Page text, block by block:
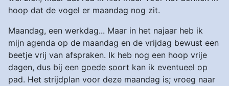
hoop dat de vogel er maandag nog zit.
Maandag, een werkdag... Maar in het najaar heb ik
mijn agenda op de maandag en de vrijdag bewust een
beetje vrij van afspraken. Ik heb nog een hoop vrije
dagen, dus bij een goede soort kan ik eventueel op
pad. Het strijdplan voor deze maandag is; vroeg naar